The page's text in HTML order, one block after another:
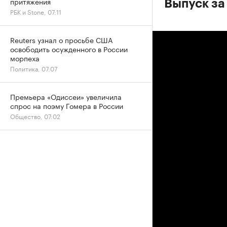
Выпуск
РБК и Stone, 07:11
Reuters узнал о просьбе США
освободить осужденного в России
морпеха
Политика, 07:07
Премьера «Одиссеи» увеличила
спрос на поэму Гомера в России
Общество, 07:02